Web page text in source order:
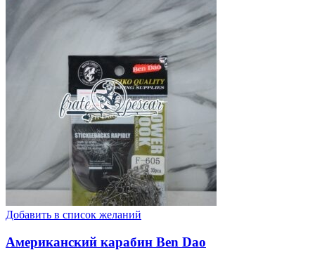
Добавить в список желаний
Американский карабин Ben Dao